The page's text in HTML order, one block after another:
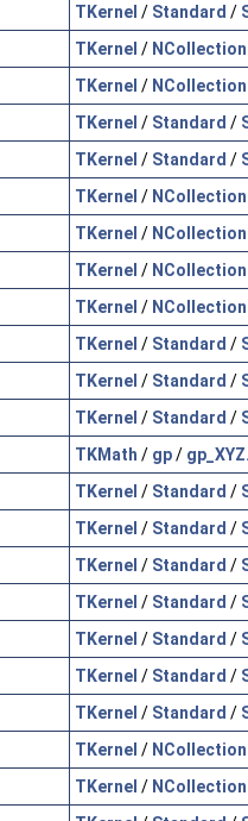
TKernel / Standard /
TKernel / NCollection
TKernel / NCollection
TKernel / Standard /
TKernel / Standard /
TKernel / NCollection
TKernel / NCollection
TKernel / NCollection
TKernel / NCollection
TKernel / Standard /
TKernel / Standard /
TKernel / Standard /
TKMath / gp/
TKernel / Standard /
TKernel / Standard /
TKernel / Standard /
TKernel / Standard /
TKernel / Standard /
TKernel / Standard /
TKernel / Standard /
TKernel / NCollection
TKernel / NCollection